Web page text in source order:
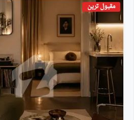
مقبول ترین